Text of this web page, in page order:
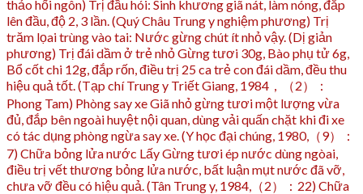
thảo hối ngôn) Trị đầu hói: Sinh khương giã nát, làm nóng, đắp
lên đầu, độ 2, 3 lần. (Quý Châu Trung y nghiệm phương) Trị
trăm lọai trùng vào tai: Nước gừng chút ít nhỏ vậy. (Dị giản
phương) Trị đái dầm ở trẻ nhỏ Gừng tươi 30g, Bào phụ tử 6g,
Bổ cốt chi 12g, đắp rốn, điều trị 25 ca trẻ con đái dầm, đều thu
hiệu quả tốt. (Tạp chí Trung y Triết Giang, 1984，（2）：
Phong Tam) Phòng say xe Giã nhỏ gừng tươi một lượng vừa
đủ, đắp bên ngoài huyệt nội quan, dùng vải quấn chặt khi đi xe
có tác dụng phòng ngừa say xe. (Y học đại chúng, 1980,（9）：
7) Chữa bỏng lửa nước Lấy Gừng tươi ép nước dùng ngòai,
điều trị vết thương bỏng lửa nước, bất luận mụt nước đã vỡ,
chưa vỡ đều có hiệu quả. (Tân Trung y, 1984,（2）：22) Chữa